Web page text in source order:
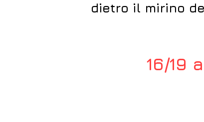
dietro il mirino
16/19